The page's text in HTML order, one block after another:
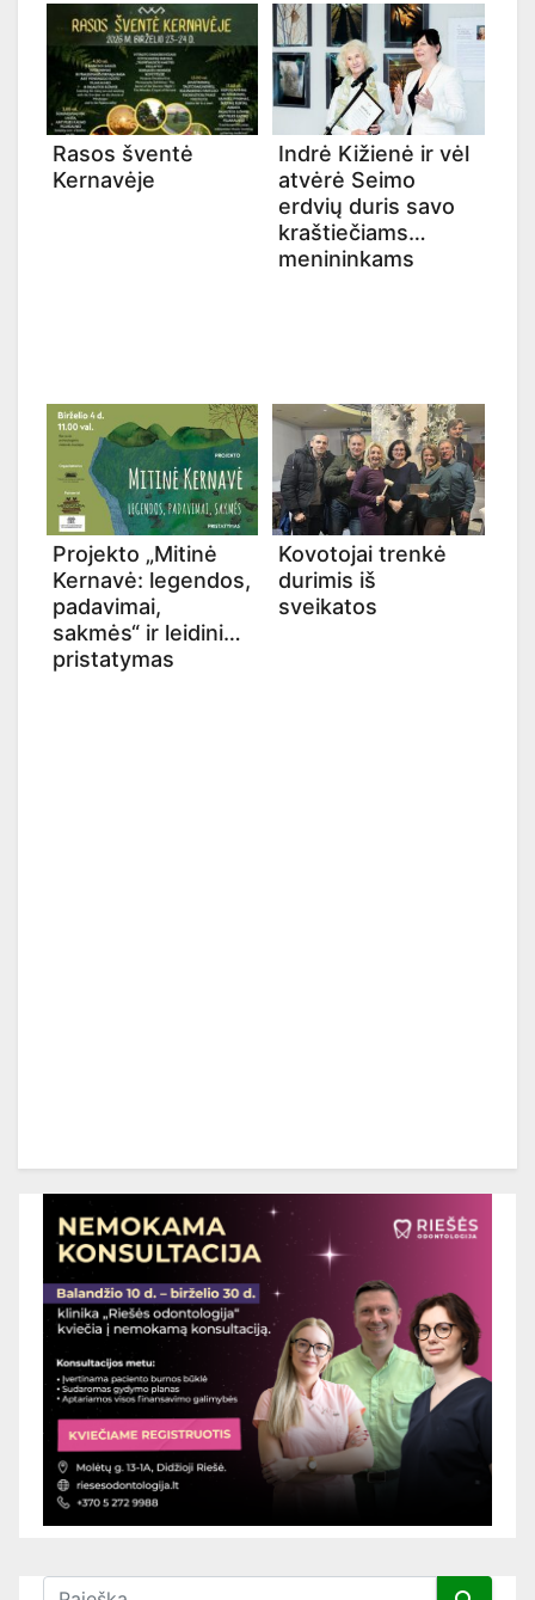
Rasos šventė
Kernavėje
Indrė Kižienė ir vėl
atvėrė Seimo
erdvių duris savo
kraštiečiams
menininkams
Projekto „Mitinė
Kernavė: legendos,
padavimai,
sakmės“ ir leidinio
pristatymas
Kovotojai trenkė
durimis iš
sveikatos